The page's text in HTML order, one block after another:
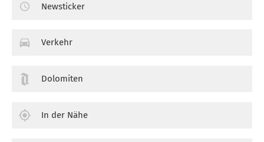
Newsticker
Verkehr
Dolomiten
In der Nähe